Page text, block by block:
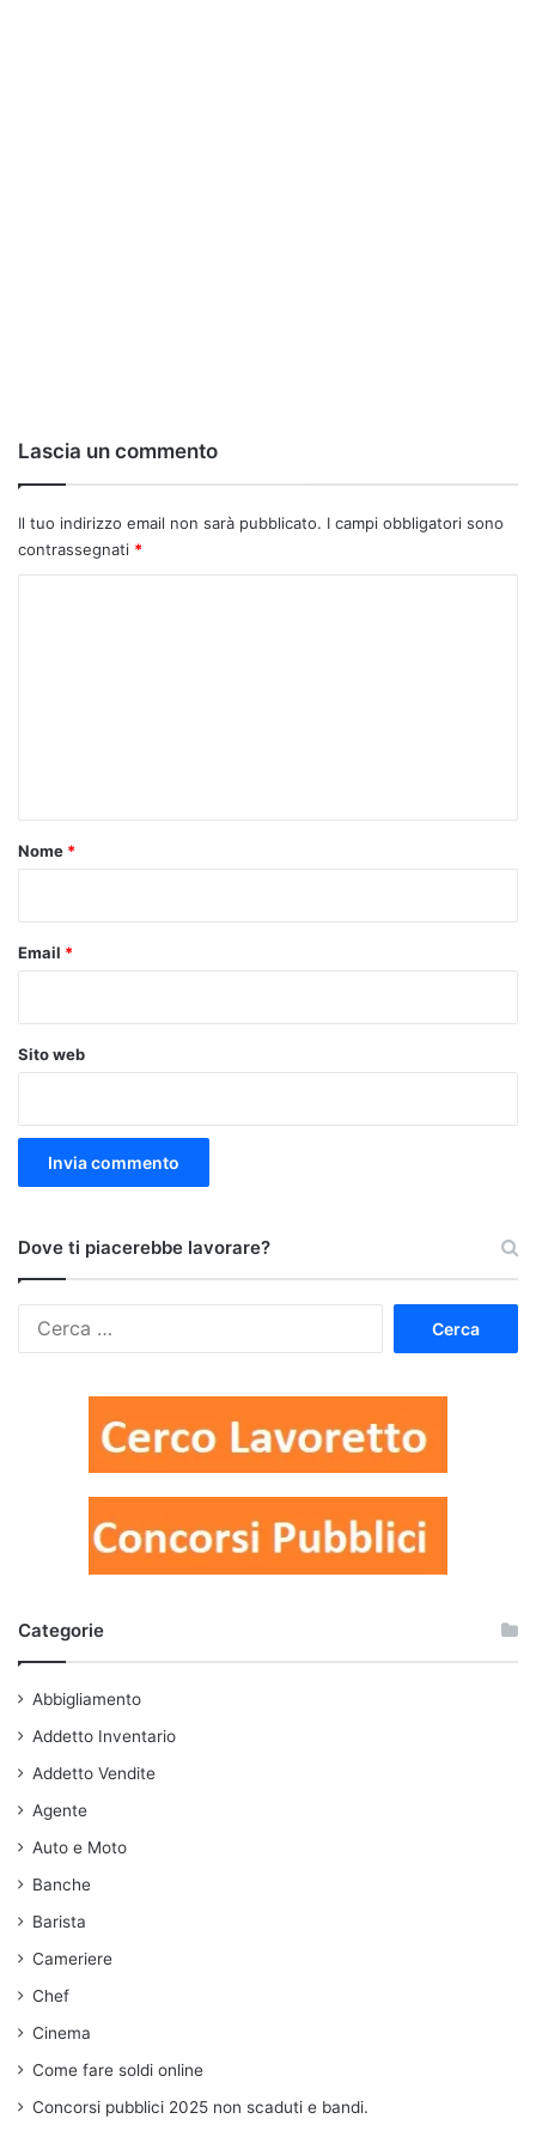
Lascia un commento
Il tuo indirizzo email non sarà pubblicato. I campi obbligatori sono
contrassegnati *
o
Nome *
Email *
Sito web
Dove ti piacerebbe lavorare?
Categorie
Abbigliamento
Addetto Inventario
Addetto Vendite
Agente
Auto e Moto
Banche
Barista
Cameriere
Chef
Cinema
Come fare soldi online
Concorsi pubblici 2025 non scaduti e bandi.